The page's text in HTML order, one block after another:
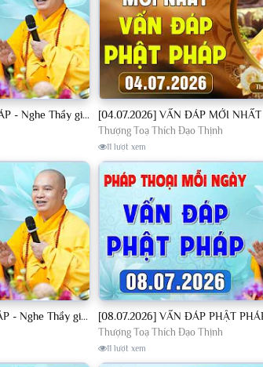
[04.07.2026] VẤN ĐÁP PHẬT PHÁP - Nghe Thầy giảng Pháp mỗi ngày CÔNG ĐỨC VÔ LƯỢNG│TT. Thích Đạo Thịnh
Thượng Toạ Thích Đạo Thịnh
11 lượt xem
[07.07.2026] VẤN ĐÁP PHẬT PHÁP - Nghe Thầy giảng Pháp mỗi ngày CÔNG ĐỨC VÔ LƯỢNG│TT. Thích Đạo Thịnh
Thượng Toạ Thích Đạo Thịnh
11 lượt xem